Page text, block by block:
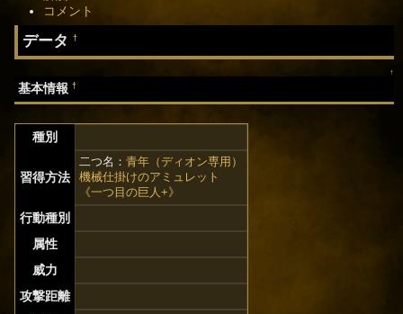
コメント
データ†
↑
基本情報†
種別
習得方法
二つ名：青年（ディオン専用）
機械仕掛けのアミュレット
《一つ目の巨人+》
行動種別
属性
威力
攻撃距離